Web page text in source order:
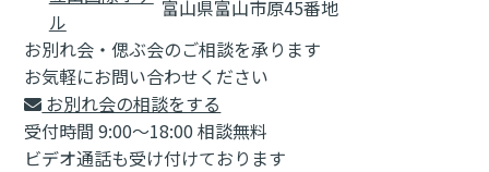
ル
富山県富山市原45番地
お別れ会・偲ぶ会のご相談を承ります
お気軽にお問い合わせください
お別れ会の相談をする
受付時間 9:00～18:00 相談無料
ビデオ通話も受け付けております